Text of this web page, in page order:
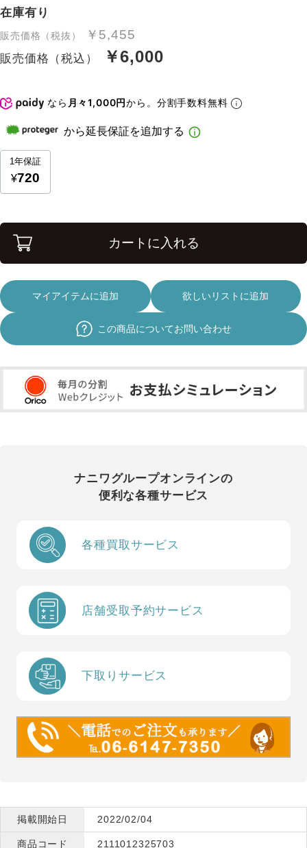
在庫有り
販売価格（税抜） ￥5,455
販売価格（税込） ￥6,000
なら 月々1,000円から。分割手数料無料
カートに入れる
マイアイテムに追加 欲しいリストに追加
この商品についてお問い合わせ
ナニワグループオンラインの
便利な各種サービス
各種買取サービス
店舗受取予約サービス
下取りサービス
掲載開始日 2022/02/04
商品コード 2111012325703